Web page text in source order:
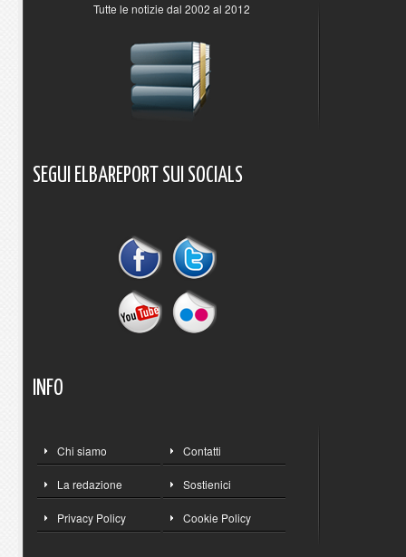
Tutte le notizie dal 2002 al 2012
SEGUI ELBAREPORT SUI SOCIALS
INFO
Chi siamo Contatti
La redazione Sostienici
Privacy Policy Cookie Policy